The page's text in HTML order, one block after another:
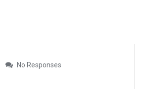
No Responses